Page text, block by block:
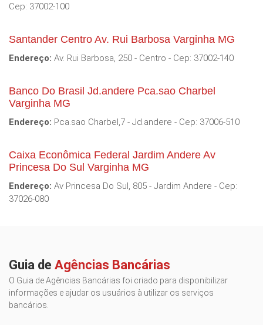
Cep: 37002-100
Santander Centro Av. Rui Barbosa Varginha MG
Endereço: Av. Rui Barbosa, 250 - Centro - Cep: 37002-140
Banco Do Brasil Jd.andere Pca.sao Charbel
Varginha MG
Endereço: Pca.sao Charbel,7 - Jd.andere - Cep: 37006-510
Caixa Econômica Federal Jardim Andere Av
Princesa Do Sul Varginha MG
Endereço: Av Princesa Do Sul, 805 - Jardim Andere - Cep:
37026-080
Guia de Agências Bancárias
O Guia de Agências Bancárias foi criado para disponibilizar
informações e ajudar os usuários à utilizar os serviços
bancários.